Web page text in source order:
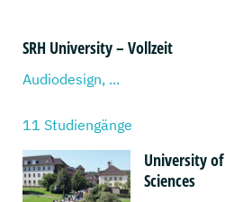
SRH University – Vollzeit
Audiodesign, ...
11 Studiengänge
University
Sciences